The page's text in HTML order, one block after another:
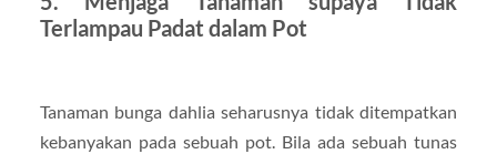
Terlampau Padat dalam Pot
Tanaman bunga dahlia seharusnya tidak ditempatkan
kebanyakan pada sebuah pot. Bila ada sebuah tunas